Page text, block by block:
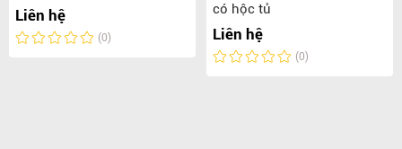
Liên hệ
(0)
có hộc tủ
Liên hệ
(0)